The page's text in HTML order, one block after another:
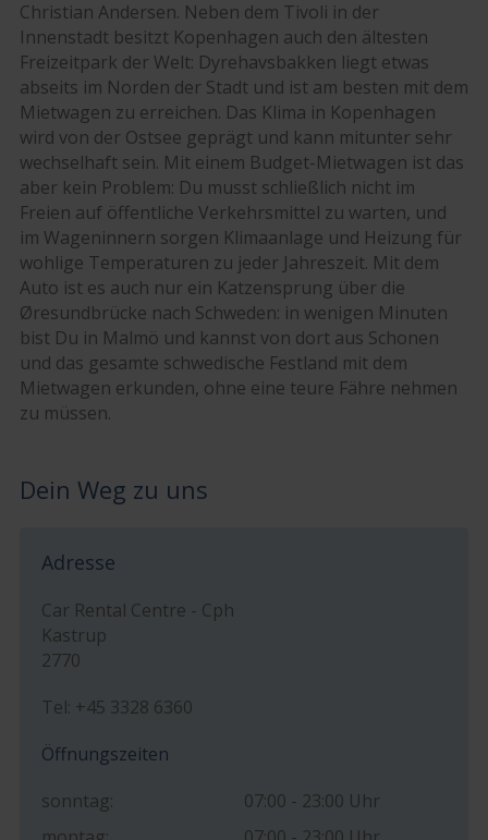
Christian Andersen. Neben dem Tivoli in der
Innenstadt besitzt Kopenhagen auch den ältesten
Freizeitpark der Welt: Dyrehavsbakken liegt etwas
abseits im Norden der Stadt und ist am besten mit dem
Mietwagen zu erreichen. Das Klima in Kopenhagen
wird von der Ostsee geprägt und kann mitunter sehr
wechselhaft sein. Mit einem Budget-Mietwagen ist das
aber kein Problem: Du musst schließlich nicht im
Freien auf öffentliche Verkehrsmittel zu warten, und
im Wageninnern sorgen Klimaanlage und Heizung für
wohlige Temperaturen zu jeder Jahreszeit. Mit dem
Auto ist es auch nur ein Katzensprung über die
Øresundbrücke nach Schweden: in wenigen Minuten
bist Du in Malmö und kannst von dort aus Schonen
und das gesamte schwedische Festland mit dem
Mietwagen erkunden, ohne eine teure Fähre nehmen
zu müssen.
Dein Weg zu uns
Adresse
Car Rental Centre - Cph
Kastrup
2770
Tel: +45 3328 6360
Öffnungszeiten
sonntag:
07:00 - 23:00 Uhr